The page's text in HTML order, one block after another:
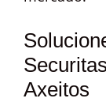
Axeitos